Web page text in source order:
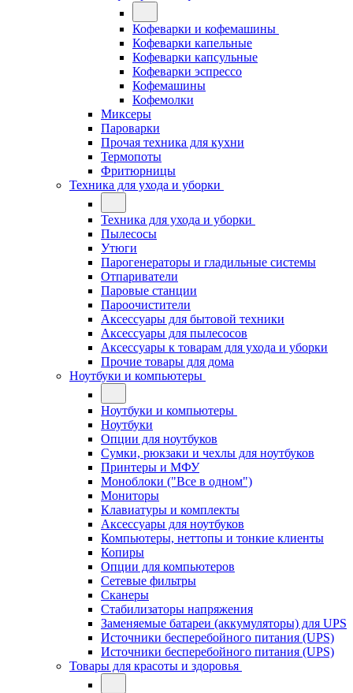
Кофеварки и кофемашины
Кофеварки капельные
Кофеварки капсульные
Кофеварки эспрессо
Кофемашины
Кофемолки
Миксеры
Пароварки
Прочая техника для кухни
Термопоты
Фритюрницы
Техника для ухода и уборки
Техника для ухода и уборки
Пылесосы
Утюги
Парогенераторы и гладильные системы
Отпариватели
Паровые станции
Пароочистители
Аксессуары для бытовой техники
Аксессуары для пылесосов
Аксессуары к товарам для ухода и уборки
Прочие товары для дома
Ноутбуки и компьютеры
Ноутбуки и компьютеры
Ноутбуки
Опции для ноутбуков
Сумки, рюкзаки и чехлы для ноутбуков
Принтеры и МФУ
Моноблоки ("Все в одном")
Мониторы
Клавиатуры и комплекты
Аксессуары для ноутбуков
Компьютеры, неттопы и тонкие клиенты
Копиры
Опции для компьютеров
Сетевые фильтры
Сканеры
Стабилизаторы напряжения
Заменяемые батареи (аккумуляторы) для UPS
Источники бесперебойного питания (UPS)
Источники бесперебойного питания (UPS)
Товары для красоты и здоровья